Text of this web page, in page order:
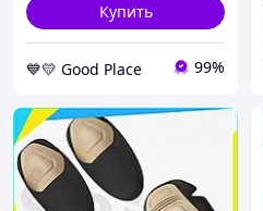
Купить
💙💛 Good Place 99%